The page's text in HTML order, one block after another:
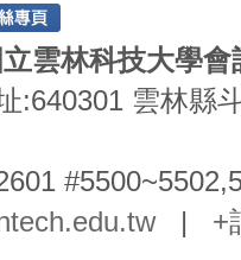
雲林科技大學
:640301 雲林縣
2601
| +